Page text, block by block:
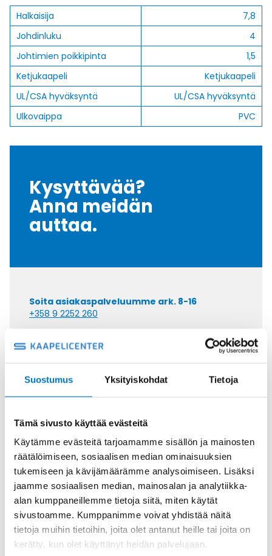
Suostumus Yksityiskohdat Tietoja
Tämä sivusto käyttää evästeitä
Käytämme evästeitä tarjoamamme sisällön ja mainosten
räätälöimiseen, sosiaalisen median ominaisuuksien
tukemiseen ja kävijämäärämme analysoimiseen. Lisäksi
jaamme sosiaalisen median, mainosalan ja analytiikka-
alan kumppaneillemme tietoja siitä, miten käytät
sivustoamme. Kumppanimme voivat yhdistää näitä
tietoja muihin tietoihin, joita olet antanut heille tai joita on
kerätty, kun olet käyttänyt heidän palvelujaan.
Halkaisija
7,8
Johdinluku
4
Johtimien poikkipinta
1,5
Ketjukaapeli
Ketjukaapeli
UL/CSA hyväksyntä
UL/CSA hyväksyntä
Ulkovaippa
PVC
Kysyttävää?
Anna meidän
auttaa.
Soita asiakaspalveluumme ark. 8-16
+358 9 2252 260
Tai lähetä sähköpostia
Saman kaapelin eri versiot
Ketjukaapeli KAWEFLEX 6100 ECO
SK-PVC UL/CSA 5G2,5 (AWG14)
Ketjukaapeli KAWEFLEX 6100 ECO